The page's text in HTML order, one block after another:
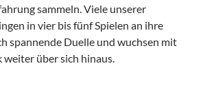
sammeln. Viele unserer
in vier bis fünf Spielen an ihre
spannende Duelle und wuchsen mit
weiter über sich hinaus.
der Jugendturnierserie 2024/25